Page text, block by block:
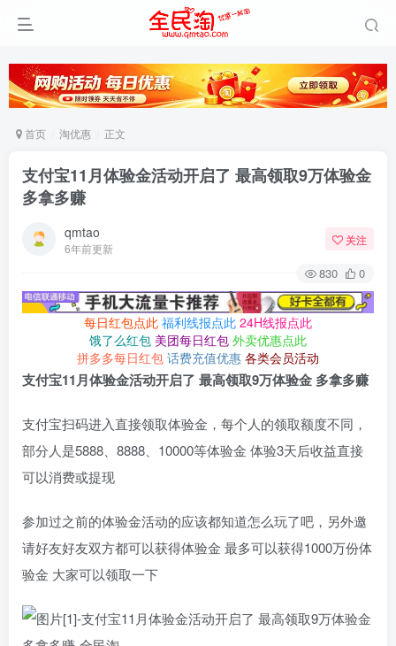
首页 淘优惠 正文
支付宝11月体验金活动开启了 最高领取9万体验金
多拿多赚
qmtao
6年前更新
关注
830 0
每日红包点此 福利线报点此 24H线报点此
饿了么红包 美团每日红包 外卖优惠点此
拼多多每日红包 话费充值优惠 各类会员活动
支付宝11月体验金活动开启了 最高领取9万体验金 多拿多赚
支付宝扫码进入直接领取体验金，每个人的领取额度不同，
部分人是5888、8888、10000等体验金 体验3天后收益直接
可以消费或提现
参加过之前的体验金活动的应该都知道怎么玩了吧，另外邀
请好友好友双方都可以获得体验金 最多可以获得1000万份体
验金 大家可以领取一下